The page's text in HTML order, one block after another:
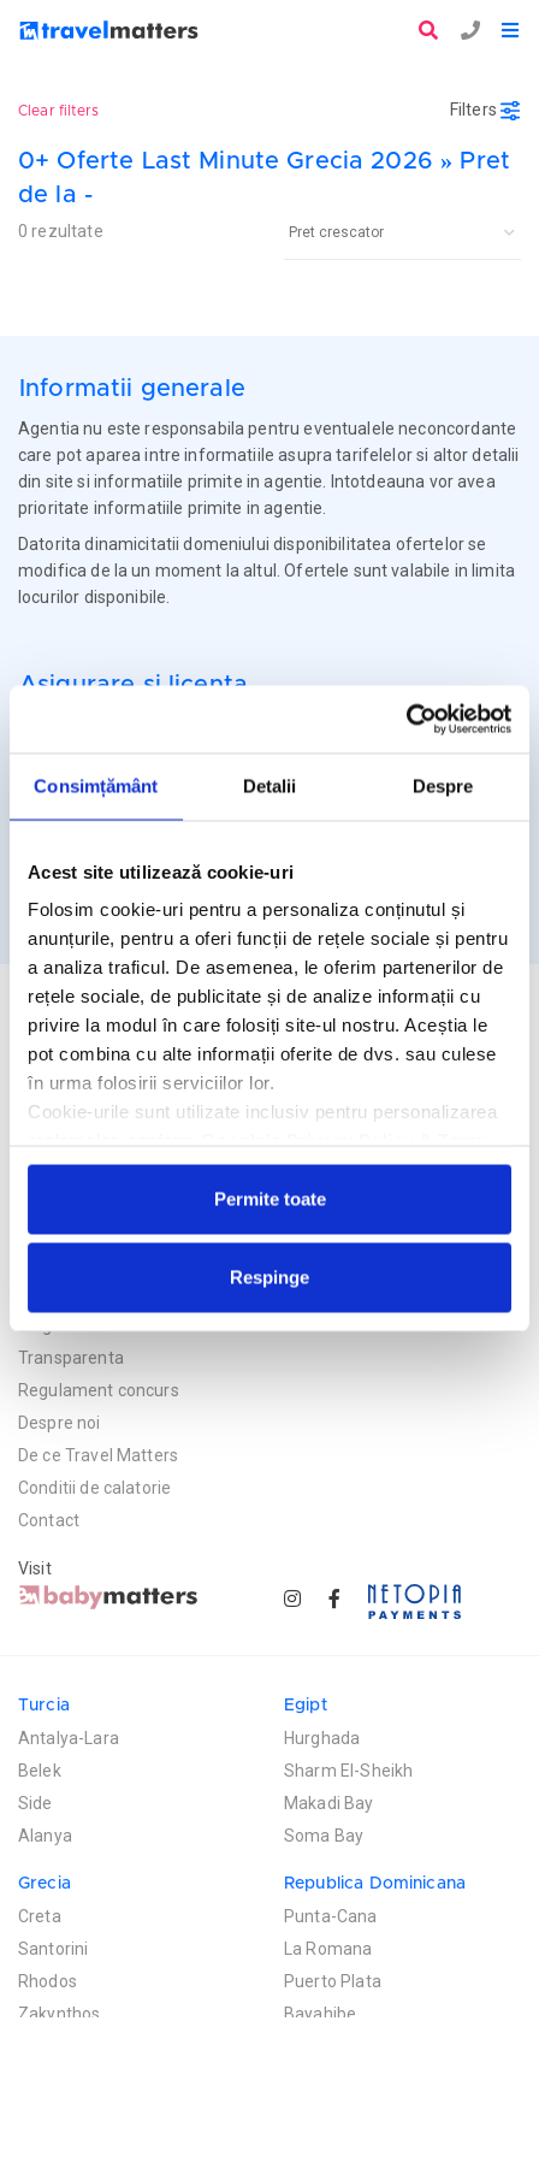
Consimțământ Detalii Despre
Acest site utilizează cookie-uri
Folosim cookie-uri pentru a personaliza conținutul și
anunțurile, pentru a oferi funcții de rețele sociale și pentru
a analiza traficul. De asemenea, le oferim partenerilor de
rețele sociale, de publicitate și de analize informații cu
privire la modul în care folosiți site-ul nostru. Aceștia le
pot combina cu alte informații oferite de dvs. sau culese
în urma folosirii serviciilor lor.
Cookie-urile sunt utilizate inclusiv pentru personalizarea
Permite toate
Respinge
Clear filters Filters
0+ Oferte Last Minute Grecia 2026 » Pret
de la -
0 rezultate
Informatii generale
Agentia nu este responsabila pentru eventualele neconcordante
care pot aparea intre informatiile asupra tarifelelor si altor detalii
din site si informatiile primite in agentie. Intotdeauna vor avea
prioritate informatiile primite in agentie.
Datorita dinamicitatii domeniului disponibilitatea ofertelor se
modifica de la un moment la altul. Ofertele sunt valabile in limita
locurilor disponibile.
Asigurare si licenta
Agentia Travel Matters functioneaza sub Licenta de Turism nr.
Agentia Travel Matters este asigurata la Omniasig cu Polita
Licenta de turism Asigurare
Transparenta
Regulament concurs
Despre noi
De ce Travel Matters
Conditii de calatorie
Contact
Visit
Turcia
Antalya-Lara
Belek
Side
Alanya
Egipt
Hurghada
Sharm El-Sheikh
Makadi Bay
Soma Bay
Grecia
Creta
Santorini
Rhodos
Zakynthos
Republica Dominicana
Punta-Cana
La Romana
Puerto Plata
Bayahibe